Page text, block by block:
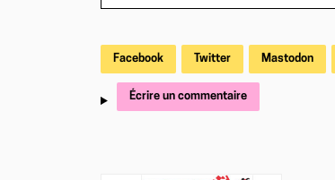
Facebook Twitter Mastodon
Écrire un commentaire